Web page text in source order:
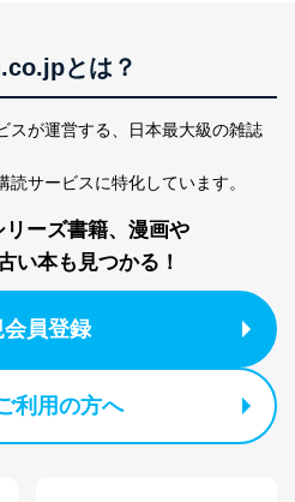
とは？
が運営する、
日本最大級の雑誌
読サービスに特化しています。
ーズ書籍、漫画や
い本も見つかる！
会員登録
利用の方へ